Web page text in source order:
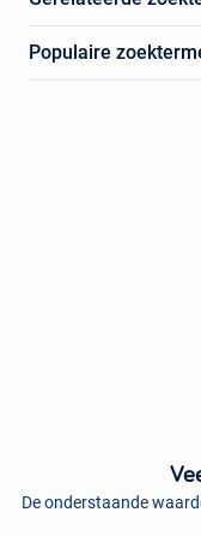
Populaire
De onderstaande